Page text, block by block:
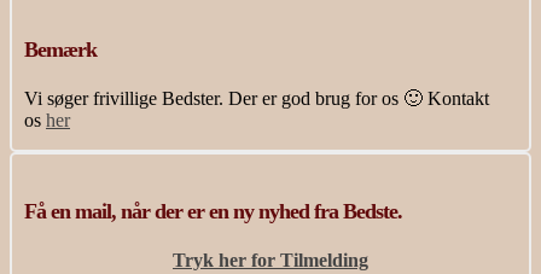
Bemærk
Vi søger frivillige Bedster. Der er god brug for os 🙂 Kontakt
os her
Få en mail, når der er en ny nyhed fra Bedste.
Tryk her for Tilmelding